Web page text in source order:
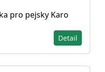
pro pejsky Karo
Detail